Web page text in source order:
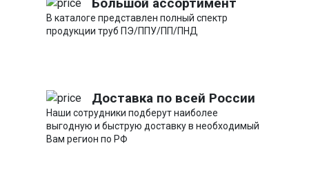
Большой ассортимент
В каталоге представлен полный спектр
продукции труб ПЭ/ППУ/ПП/ПНД
Доставка по всей России
Наши сотрудники подберут наиболее
выгодную и быструю доставку в необходимый
Вам регион по РФ